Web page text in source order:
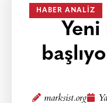
HABER ANALIZ
marksist.org